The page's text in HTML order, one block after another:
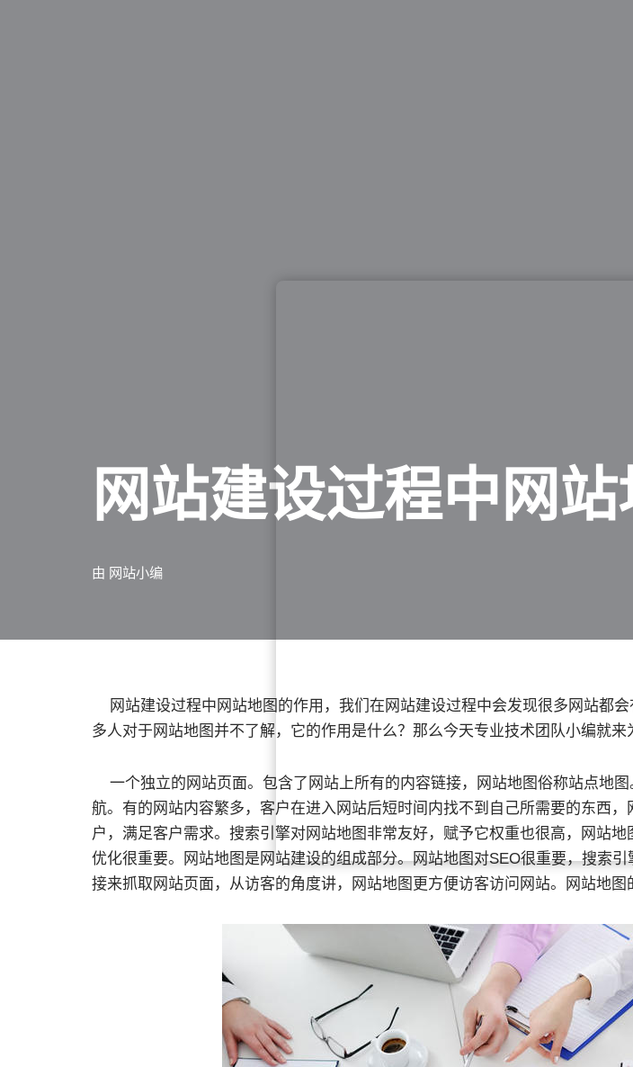
网站建设过程中网
由 网站小编
网站建设过程中网站地图的作用，我们在网站建设过程中会发现很多网站都
多人对于网站地图并不了解，它的作用是什么？那么今天专业技术团队小编就来
一个独立的网站页面。包含了网站上所有的内容链接，网站地图俗称站点地图
航。有的网站内容繁多，客户在进入网站后短时间内找不到自己所需要的东西
户，满足客户需求。搜索引擎对网站地图非常友好，赋予它权重也很高，网站
优化很重要。网站地图是网站建设的组成部分。网站地图对SEO很重要，搜索
接来抓取网站页面，从访客的角度讲，网站地图更方便访客访问网站。网站地图